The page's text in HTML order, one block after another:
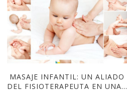
MASAJE INFANTIL: UN ALIADO
DEL FISIOTERAPEUTA EN UNA...